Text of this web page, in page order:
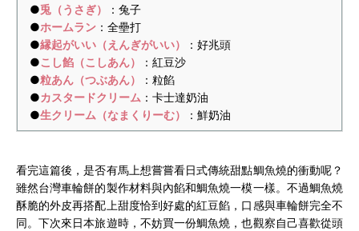
●兎（うさぎ）
：兔子
●ホームラン ：全壘打
●縁起がいい（えんぎがいい）
：好兆頭
●こし餡（こしあん）
：紅豆沙
●粒あん（つぶあん）
：粒餡
●カスタードクリーム ：卡士達奶油
●生クリーム（なまくりーむ） ：鮮奶油
看完這篇後，是否有馬上想嘗嘗看日式傳統甜點鯛魚燒的衝動呢？
雖然台灣車輪餅的製作材料與內餡和鯛魚燒一模一樣。不過鯛魚燒
酥脆的外皮再搭配上甜度恰到好處的紅豆餡，口感與車輪餅完全不
同。下次來日本旅遊時，不妨買一份鯛魚燒，也觀察自己喜歡從頭